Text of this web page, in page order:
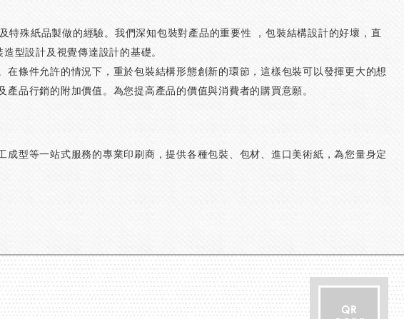
特殊紙品製做的經驗。我們深知包裝對產品的重要性 ，包裝結構設計的好壞，直
型設計及視覺傳達設計的基礎。
條件允許的情況下，重於包裝結構形態創新的環節，這樣包裝可以發揮更大的想
品行銷的附加價值。為您提高產品的價值與消費者的購買意願。
型等一站式服務的專業印刷商，提供各種包裝、包材、進口美術紙，為您量身定